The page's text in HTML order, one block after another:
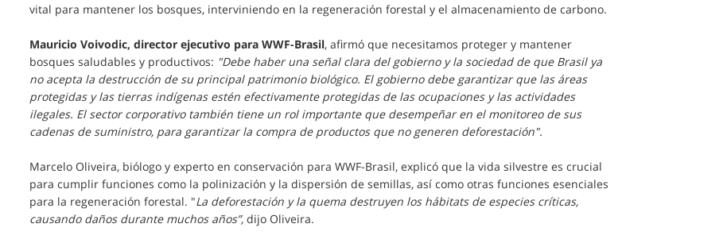
vital para mantener los bosques, interviniendo en la regeneración forestal y el almacenamiento de carbono.
Mauricio Voivodic, director ejecutivo para WWF-Brasil, afirmó que necesitamos proteger y mantener
bosques saludables y productivos: "Debe haber una señal clara del gobierno y la sociedad de que Brasil ya
no acepta la destrucción de su principal patrimonio biológico. El gobierno debe garantizar que las áreas
protegidas y las tierras indígenas estén efectivamente protegidas de las ocupaciones y las actividades
ilegales. El sector corporativo también tiene un rol importante que desempeñar en el monitoreo de sus
cadenas de suministro, para garantizar la compra de productos que no generen deforestación".
Marcelo Oliveira, biólogo y experto en conservación para WWF-Brasil, explicó que la vida silvestre es crucial
para cumplir funciones como la polinización y la dispersión de semillas, así como otras funciones esenciales
para la regeneración forestal. "La deforestación y la quema destruyen los hábitats de especies críticas,
causando daños durante muchos años”, dijo Oliveira.